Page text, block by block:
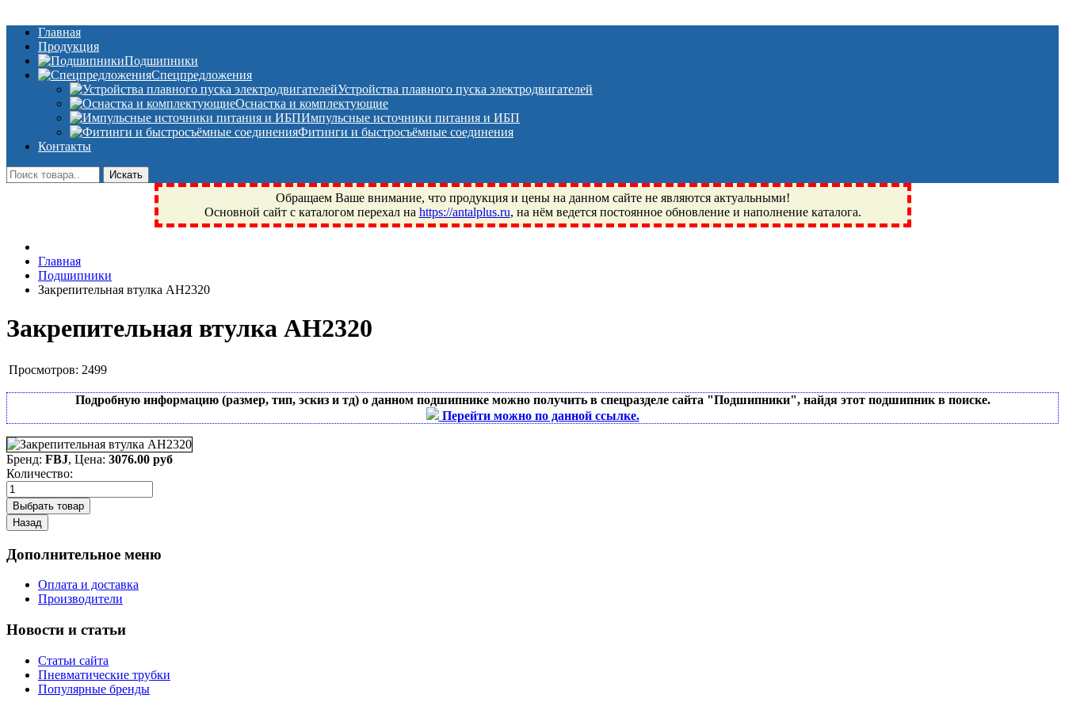
Главная
Продукция
Подшипники
Спецпредложения
Устройства плавного пуска электродвигателей
Оснастка и комплектующие
Импульсные источники питания и ИБП
Фитинги и быстросъёмные соединения
Контакты
Обращаем Ваше внимание, что продукция и цены на данном сайте не являются актуальными!
Основной сайт с каталогом перехал на https://antalplus.ru, на нём ведется постоянное обновление и наполнение каталога.
Фрязино, Антал+, плюс, Свердловский, Загорянский, Юбилейный, Щелково, Москва, Пушкино, Королёв, Балашиха, Фряново, Монино, Ивантеевка, подшипники, пневматика, метизы,
техника, сварочные аппараты, NIS, NSK, JED, KPT, NXZ, ГПЗ, Neutral, WHX, ZWZ, CRAFT, СПЗ-4, NECTECH, KG, LQY, DPI, BSN, SPZ, РФ, BMZ, ХАРП, CX, РОЛТОМ, APZ, FBJ, KYK,
NTN, SKF, купить, заказать
Главная
Подшипники
Закрепительная втулка AH2320
Закрепительная втулка AH2320
Просмотров: 2499
Подробную информацию (размер, тип, эскиз и тд) о данном подшипнике можно получить в спецразделе сайта "Подшипники", найдя этот подшипник в поиске.
Перейти можно по данной ссылке.
Бренд: FBJ, Цена: 3076.00 руб
Количество:
Дополнительное меню
Оплата и доставка
Производители
Новости и статьи
Статьи сайта
Пневматические трубки
Популярные бренды